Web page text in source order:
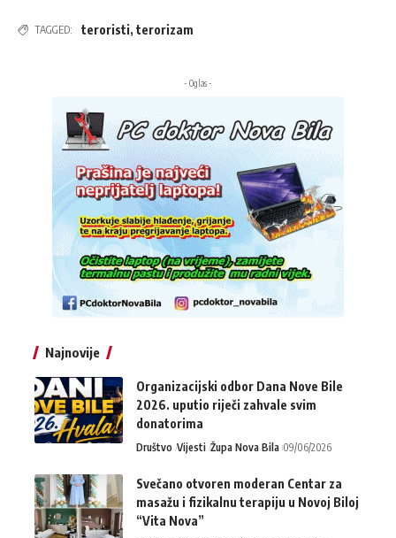
TAGGED: teroristi, terorizam
- Oglas -
Najnovije
Organizacijski odbor Dana Nove Bile
2026. uputio riječi zahvale svim
donatorima
Društvo Vijesti Župa Nova Bila 09/06/2026
Svečano otvoren moderan Centar za
masažu i fizikalnu terapiju u Novoj Biloj
“Vita Nova”